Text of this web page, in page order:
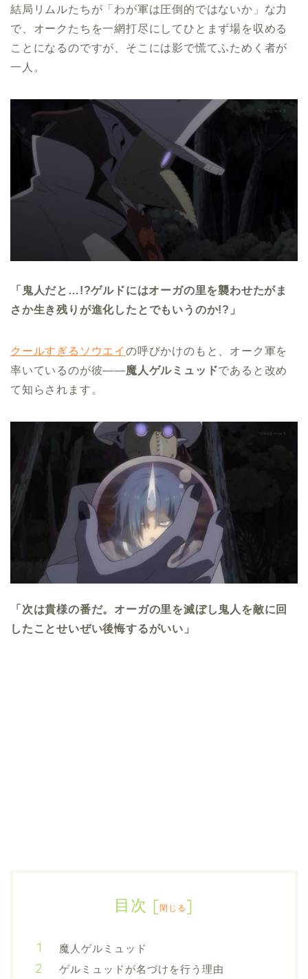
結局リムルたちが「わが軍は圧倒的ではないか」な力
で、オークたちを一網打尽にしてひとまず場を収める
ことになるのですが、そこには影で慌てふためく者が
一人。
「鬼人だと…!?ゲルドにはオーガの里を襲わせたがま
さか生き残りが進化したとでもいうのか!?」
クールすぎるソウエイの呼びかけのもと、オーク軍を
率いているのが彼――魔人ゲルミュッドであると改め
て知らされます。
「次は貴様の番だ。オーガの里を滅ぼし鬼人を敵に回
したことせいぜい後悔するがいい」
目次 [閉じる]
魔人ゲルミュッド
ゲルミュッドが名づけを行う理由